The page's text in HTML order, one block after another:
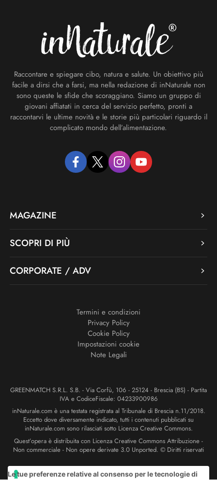
Raccontare e spiegare cibo, natura e salute. Un obiettivo più
facile a dirsi che a farsi, ma nella redazione di inNaturale non
sono queste le sfide che scoraggiano. Siamo un gruppo di
giovani affiatati in cerca del servizio perfetto, pronti a
raccontarvi le ultime novità e le storie più particolari riguardo il
complicato mondo dell’alimentazione.
facebooktwitter instagramyoutube
MAGAZINE
SCOPRI DI PIÙ
CORPORATE / ADV
Termini e condizioni
Privacy Policy
Cookie Policy
Impostazioni cookie
Note Legali
GREENMATCH S.R.L. S.B. - Via Corfù, 106 - 25124 - Brescia (BS) - Partita
IVA e CodiceFiscale: 04233900986
inNaturale.com è una testata registrata al Tribunale di Brescia n.11/2018.
Eccetto dove diversamente indicato, tutti i contenuti pubblicati su
inNaturale.com sono rilasciati sotto Licenza Creative Commons.
Quest’opera è distribuita con Licenza Creative Commons Attribuzione -
Non commerciale - Non opere derivate 3.0 Unported. © Diritti riservati
Le tue preferenze relative al consenso per le tecnologie di